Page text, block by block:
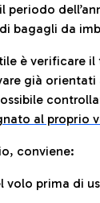
bagagli da
è verificare il
già orientati
al proprio
conviene:
volo prima di